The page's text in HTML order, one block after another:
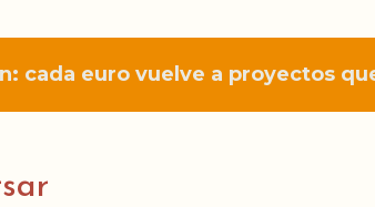
cada euro vuelve a proyectos